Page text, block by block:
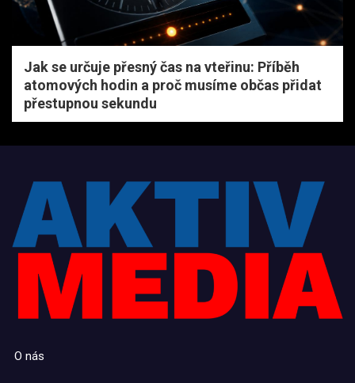
Jak se určuje přesný čas na vteřinu: Příběh
atomových hodin a proč musíme občas přidat
přestupnou sekundu
O nás